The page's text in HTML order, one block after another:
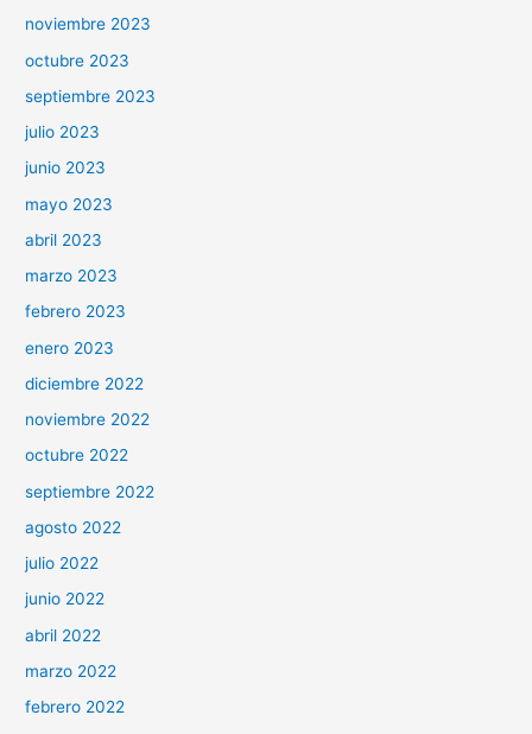
noviembre 2023
octubre 2023
septiembre 2023
julio 2023
junio 2023
mayo 2023
abril 2023
marzo 2023
febrero 2023
enero 2023
diciembre 2022
noviembre 2022
octubre 2022
septiembre 2022
agosto 2022
julio 2022
junio 2022
abril 2022
marzo 2022
febrero 2022